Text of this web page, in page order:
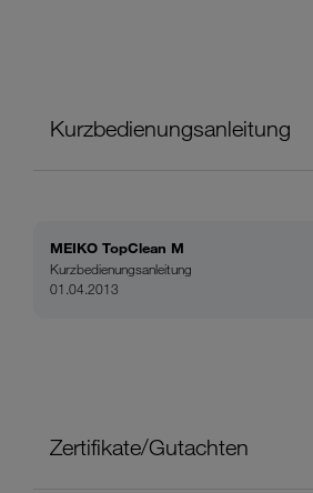
Kurzbedienungsanleitung
MEIKO TopClean M
Kurzbedienungsanleitung
01.04.2013
Zertifikate/Gutachten